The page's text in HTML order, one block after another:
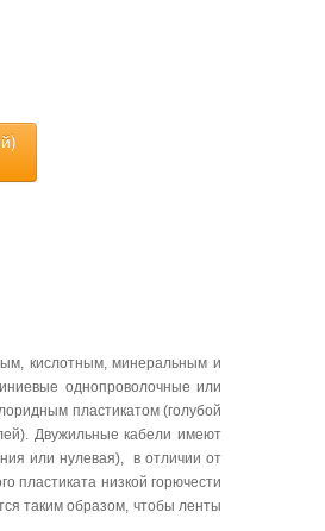
кислотным, минеральным и
однопроволочные или
пластикатом (голубой
Двужильные кабели имеют
или нулевая), в отличии от
пластиката низкой горючести
таким образом, чтобы ленты